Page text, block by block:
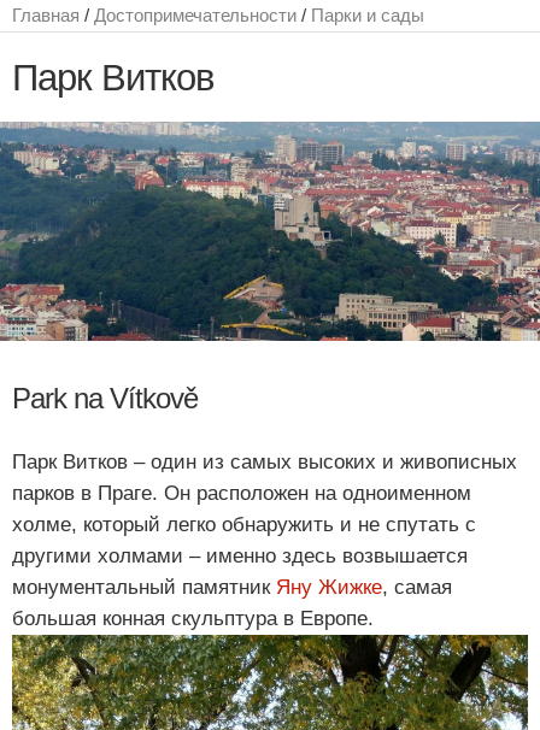
Главная / Достопримечательности / Парки и сады
Парк Витков
Park na Vítkově
Парк Витков – один из самых высоких и живописных
парков в Праге. Он расположен на одноименном
холме, который легко обнаружить и не спутать с
другими холмами – именно здесь возвышается
монументальный памятник Яну Жижке, самая
большая конная скульптура в Европе.